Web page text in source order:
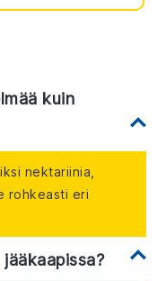
kuin
nektariinia,
rohkeasti eri